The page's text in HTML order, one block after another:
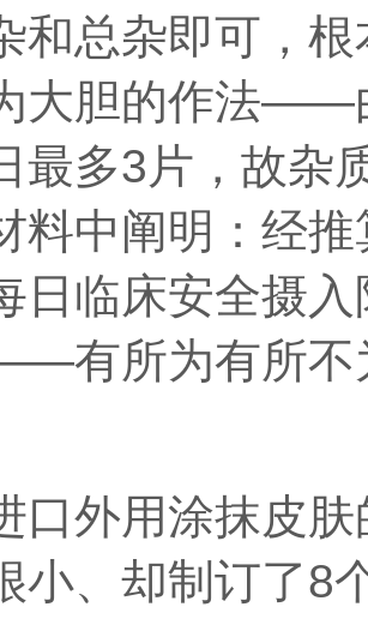
和总杂即可，
大胆的作法——
最多3片，故杂
料中阐明：经
日临床安全摄
有所为有所不
口外用涂抹皮
小、却制订了8